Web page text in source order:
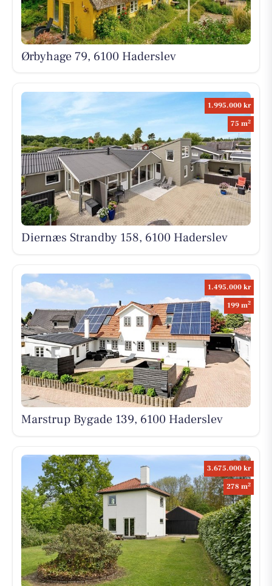
Ørbyhage 79, 6100 Haderslev
1.995.000 kr
75 m2
Diernæs Strandby 158, 6100 Haderslev
1.495.000 kr
199 m2
Marstrup Bygade 139, 6100 Haderslev
3.675.000 kr
278 m2